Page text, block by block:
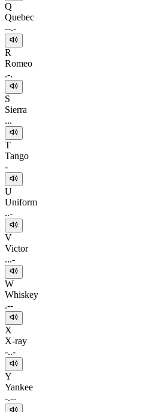
Q
Quebec
--.-
R
Romeo
.-.
S
Sierra
...
T
Tango
-
U
Uniform
..-
V
Victor
...-
W
Whiskey
.--
X
X-ray
-..-
Y
Yankee
-.--